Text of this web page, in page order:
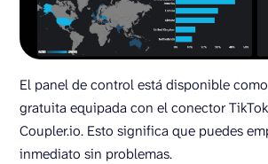
El panel de control está disponible
gratuita equipada con el conector
Coupler.io. Esto significa que puedes
inmediato sin problemas.